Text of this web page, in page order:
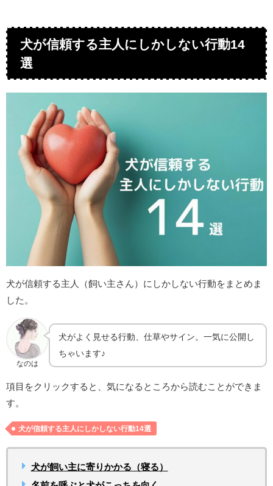
犬が信頼する主人にしかしない行動14
選
犬が信頼する主人（飼い主さん）にしかしない行動をまとめま
した。
なのは
犬がよく見せる行動、仕草やサイン。一気に公開し
ちゃいます♪
項目をクリックすると、気になるところから読むことができま
す。
犬が信頼する主人にしかしない行動14選
犬が飼い主に寄りかかる（寝る）